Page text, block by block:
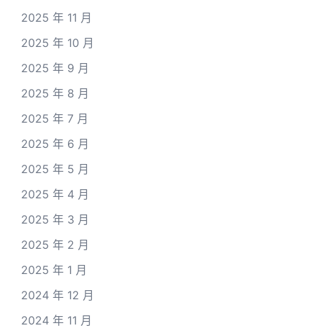
2025 年 11 月
2025 年 10 月
2025 年 9 月
2025 年 8 月
2025 年 7 月
2025 年 6 月
2025 年 5 月
2025 年 4 月
2025 年 3 月
2025 年 2 月
2025 年 1 月
2024 年 12 月
2024 年 11 月